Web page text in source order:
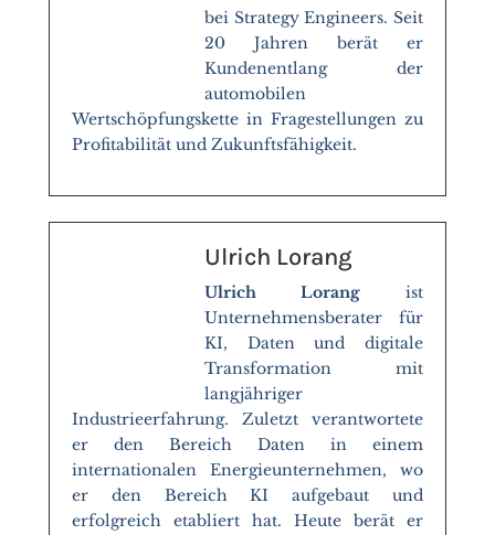
bei Strategy Engineers. Seit
20 Jahren berät er
Kundenentlang der
automobilen
Wertschöpfungskette in Fragestellungen zu
Profitabilität und Zukunftsfähigkeit.
Ulrich Lorang
Ulrich Lorang ist
Unternehmensberater für
KI, Daten und digitale
Transformation mit
langjähriger
Industrieerfahrung. Zuletzt verantwortete
er den Bereich Daten in einem
internationalen Energieunternehmen, wo
er den Bereich KI aufgebaut und
erfolgreich etabliert hat. Heute berät er